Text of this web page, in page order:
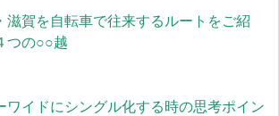
滋賀を自転車で往来するルートをご紹
つの○○越
ワイドにシングル化する時の思考ポイン